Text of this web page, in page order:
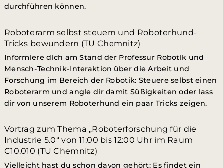
durchführen können.
Roboterarm selbst steuern und Roboterhund-
Tricks bewundern (TU Chemnitz)
Informiere dich am Stand der Professur Robotik und
Mensch-Technik-Interaktion über die Arbeit und
Forschung im Bereich der Robotik: Steuere selbst einen
Roboterarm und angle dir damit Süßigkeiten oder lass
dir von unserem Roboterhund ein paar Tricks zeigen.
Vortrag zum Thema „Roboterforschung für die
Industrie 5.0“ von 11:00 bis 12:00 Uhr im Raum
C10.010 (TU Chemnitz)
Vielleicht hast du schon davon gehört: Es findet ein